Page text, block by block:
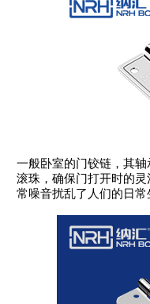
一般卧室的门铰链，其
滚珠，确保门打开时的
常噪音扰乱了人们的日常